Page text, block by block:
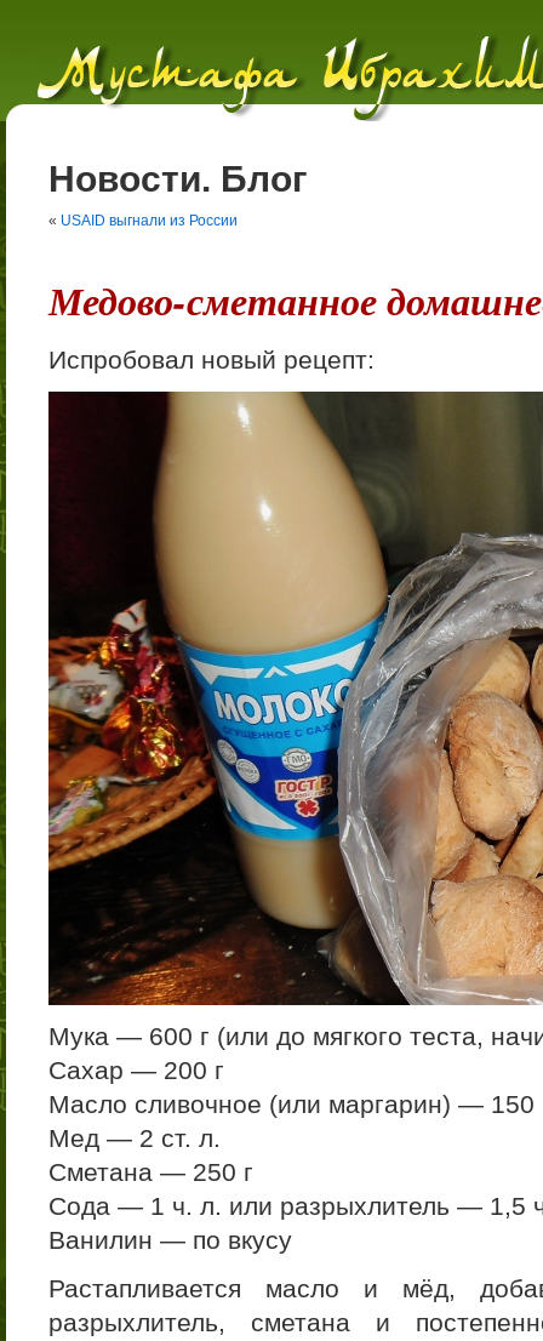
Новости. Блог
« USAID выгнали из России
Медово-сметанное
Испробовал новый рецепт:
Мука — 600 г (или до мягкого теста,
Сахар — 200 г
Масло сливочное (или маргарин) — 150
Мед — 2 ст. л.
Сметана — 250 г
Сода — 1 ч. л. или разрыхлитель — 1,5
Ванилин — по вкусу
Растапливается масло и мёд,
разрыхлитель, сметана и